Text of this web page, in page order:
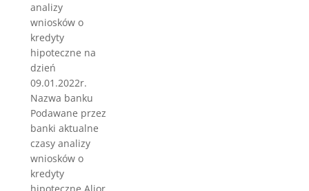
analizy
wniosków o
kredyty
hipoteczne na
dzień
09.01.2022r.
Nazwa banku
Podawane przez
banki aktualne
czasy analizy
wniosków o
kredyty